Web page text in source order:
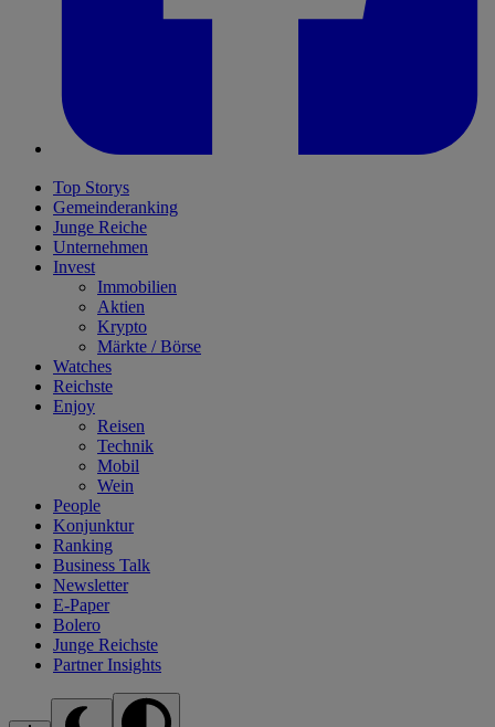
Top Storys
Gemeinderanking
Junge Reiche
Unternehmen
Invest
Immobilien
Aktien
Krypto
Märkte / Börse
Watches
Reichste
Enjoy
Reisen
Technik
Mobil
Wein
People
Konjunktur
Ranking
Business Talk
Newsletter
E-Paper
Bolero
Junge Reichste
Partner Insights